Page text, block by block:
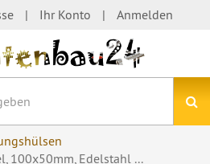
Ihr Konto Anmelden
100x50mm, Edelstahl ...